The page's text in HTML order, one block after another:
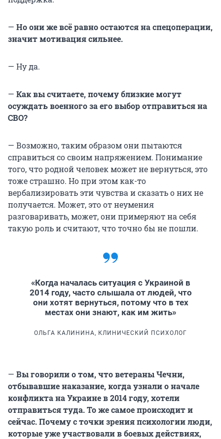
— Но они же всё равно остаются на спецоперации,
значит мотивация сильнее.
— Ну да.
— Как вы считаете, почему близкие могут
осуждать военного за его выбор отправиться на
СВО?
— Возможно, таким образом они пытаются
справиться со своим напряжением. Понимание
того, что родной человек может не вернуться, это
тоже страшно. Но при этом как-то
вербализировать эти чувства и сказать о них не
получается. Может, это от неумения
разговаривать, может, они примеряют на себя
такую роль и считают, что точно бы не пошли.
«Когда началась ситуация с Украиной в
2014 году, часто слышала от людей, что
они хотят вернуться, потому что в тех
местах они знают, как им жить»
ОЛЬГА КАЛИНИНА, КЛИНИЧЕСКИЙ ПСИХОЛОГ
— Вы говорили о том, что ветераны Чечни,
отбывавшие наказание, когда узнали о начале
конфликта на Украине в 2014 году, хотели
отправиться туда. То же самое происходит и
сейчас. Почему с точки зрения психологии люди,
которые уже участвовали в боевых действиях,